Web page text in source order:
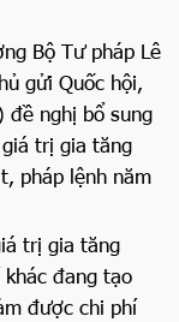
Bộ Tư pháp Lê
gửi Quốc hội,
đề nghị bổ sung
trị gia tăng
pháp lệnh năm
trị gia tăng
đang tạo
được chi phí